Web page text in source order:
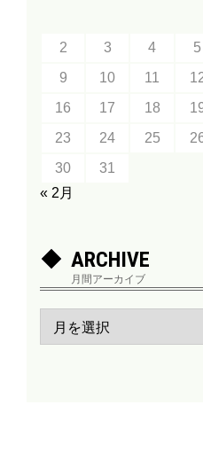
2
3 4 5
9
10 11
16
17 18
23
24 25
30
31
« 2月
ARCHIVE
月間アーカイブ